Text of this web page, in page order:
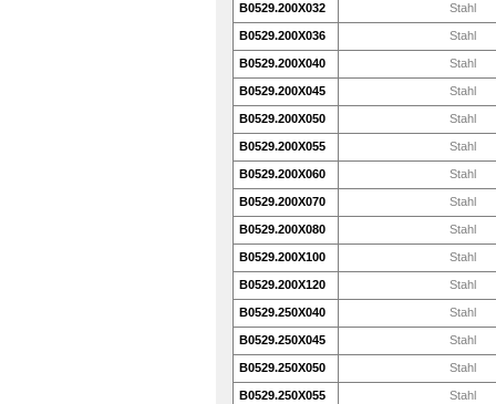
B0529.200X032 Stahl
B0529.200X036 Stahl
B0529.200X040 Stahl
B0529.200X045 Stahl
B0529.200X050 Stahl
B0529.200X055 Stahl
B0529.200X060 Stahl
B0529.200X070 Stahl
B0529.200X080 Stahl
B0529.200X100 Stahl
B0529.200X120 Stahl
B0529.250X040 Stahl
B0529.250X045 Stahl
B0529.250X050 Stahl
B0529.250X055 Stahl